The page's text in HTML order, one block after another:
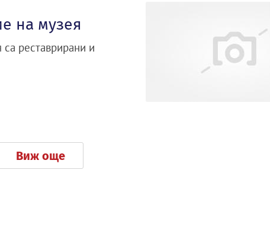
на музея
реставрирани и
Виж още